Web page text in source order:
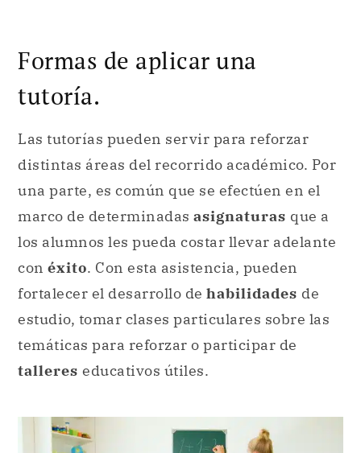
Formas de aplicar una
tutoría.
Las tutorías pueden servir para reforzar
distintas áreas del recorrido académico. Por
una parte, es común que se efectúen en el
marco de determinadas asignaturas que a
los alumnos les pueda costar llevar adelante
con éxito. Con esta asistencia, pueden
fortalecer el desarrollo de habilidades de
estudio, tomar clases particulares sobre las
temáticas para reforzar o participar de
talleres educativos útiles.